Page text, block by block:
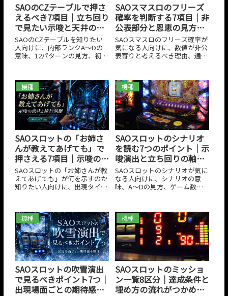
SAOのCZテーブルで押さ
えるべき7項目｜立ち回り
で見たい示唆と天井の考
え方
SAOのCZテーブルを知りたい
人向けに、内部ランクA〜Dの
意味、12パターンの見方、初回
唆、狙い目とやめどきまで整理
しました。暗記よりも実戦での
判断順に沿ってまとめているの
で、SAOのCZテーブルを立ち回
りへ落とし込みたいときに役立
ちます。
SAOスマスロのフリーズ
確率を判断する7項目｜非
公表部分と恩恵の見方が
わかる！
SAOスマスロのフリーズ確率が
気になる人向けに、数値が非公
表寄りと考えるべき理由、通常
やビーターモードなどの恩恵、
勘違いしやすい前兆、実戦での
立ち回りの考え方まで整理しま
した。
機種
SAOスロットの「お姉さ
んが教えてあげても」で
押さえる7項目｜示唆の意
味と続行判断が見えてく
る！
SAOスロットの「お姉さんが教
えてあげても」が何を示すのか
知りたい人向けに、出現タイミ
との強弱、ヤメ時と続行判断の
考え方を整理しました。強い示
唆ではあるものの最上位確定で
はないため、深追いしすぎない
立ち回りの軸まで分かります。
機種
SAOスロットのシナリオ
を読む7つのポイント｜示
唆演出と立ち回りの軸が
見える！
SAOスロットのシナリオが気に
なる人向けに、シナリオの意
味、A〜Dの見方、ゲーム数表
定差との関係、やめどきまでを
整理しました。AT継続率と混同
しやすいポイントも含めて、実
戦で判断に使いやすい形でまと
めています。
機種
SAOスロットの吹雪演出
で見るべきポイント7つ｜
出現場面ごとの期待感を
機種
SAOスロットのミッショ
ン一覧8区分｜達成条件と
埋め方の流れがつかめ